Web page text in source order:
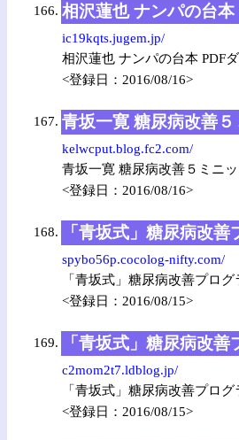
166. 相沢蓮也 ナンパの台
ic19kqts.jugem.jp/
相沢蓮也 ナンパの台本 PDF
<登録日：2016/08/16>
167. 青坂一寛 糖尿病改善
kelwcput.blog.fc2.com/
青坂一寛 糖尿病改善５ミニ
<登録日：2016/08/16>
168. 「青坂式」糖尿病改
spybo56p.cocolog-nifty.com/
「青坂式」糖尿病改善プロ
<登録日：2016/08/15>
169. 「青坂式」糖尿病改
c2mom2t7.ldblog.jp/
「青坂式」糖尿病改善プロ
<登録日：2016/08/15>